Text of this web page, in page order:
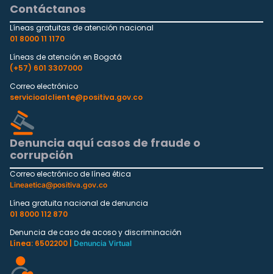
Contáctanos
Líneas gratuitas de atención nacional
01 8000 11 1170
Líneas de atención en Bogotá
(+57) 601 3307000
Correo electrónico
servicioalcliente@positiva.gov.co
Denuncia aquí casos de fraude o
corrupción
Correo electrónico de línea ética
Lineaetica@positiva.gov.co
Línea gratuita nacional de denuncia
01 8000 112 870
Denuncia de caso de acoso y discriminación
Línea: 6502200 |
Denuncia Virtual